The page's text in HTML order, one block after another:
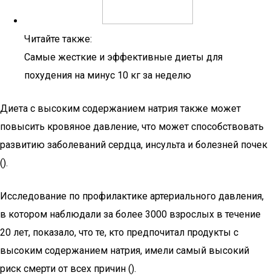
Читайте также:
Самые жесткие и эффективные диеты для
похудения на минус 10 кг за неделю
Диета с высоким содержанием натрия также может
повысить кровяное давление, что может способствовать
развитию заболеваний сердца, инсульта и болезней почек
().
Исследование по профилактике артериального давления,
в котором наблюдали за более 3000 взрослых в течение
20 лет, показало, что те, кто предпочитал продукты с
высоким содержанием натрия, имели самый высокий
риск смерти от всех причин ().